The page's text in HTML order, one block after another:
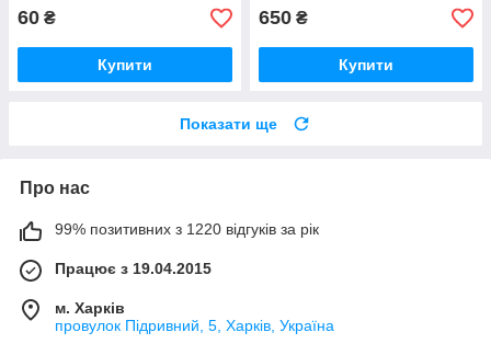
60 ₴
Купити
650 ₴
Купити
Показати ще
Про нас
99% позитивних з 1220 відгуків за рік
Працює з 19.04.2015
м. Харків
провулок Підривний, 5, Харків, Україна